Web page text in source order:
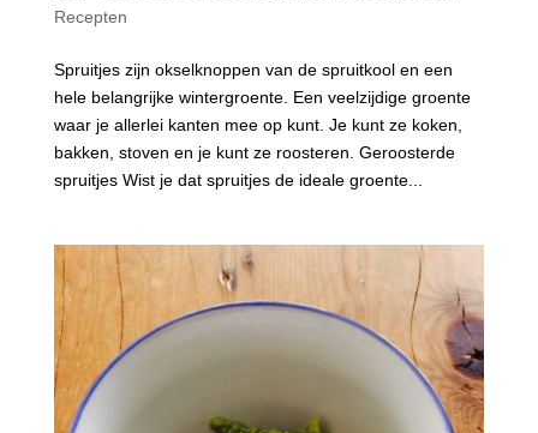
Recepten
Spruitjes zijn okselknoppen van de spruitkool en een
hele belangrijke wintergroente. Een veelzijdige groente
waar je allerlei kanten mee op kunt. Je kunt ze koken,
bakken, stoven en je kunt ze roosteren. Geroosterde
spruitjes Wist je dat spruitjes de ideale groente...